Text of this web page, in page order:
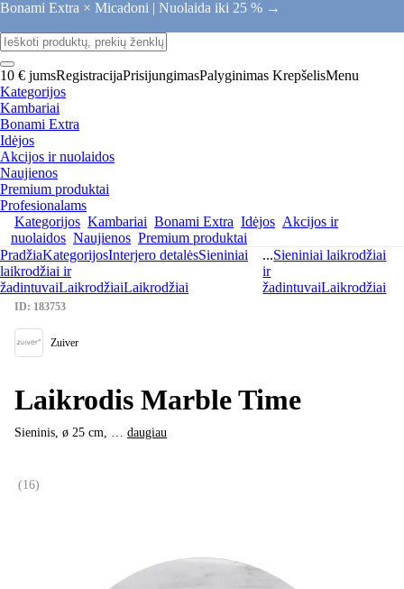
Bonami Extra × Micadoni | Nuolaida iki 25 % →
10 € jumsRegistracijaPrisijungimasPalyginimas KrepšelisMenu
Kategorijos
Kambariai
Bonami Extra
Idėjos
Akcijos ir nuolaidos
Naujienos
Premium produktai
Profesionalams
Kategorijos Kambariai Bonami Extra Idėjos Akcijos ir
nuolaidos Naujienos Premium produktai
PradžiaKategorijosInterjero detalėsSieniniai
laikrodžiai ir
žadintuvaiLaikrodžiaiLaikrodžiai
...Sieniniai laikrodžiai
ir
žadintuvaiLaikrodžiai
ID: 183753
Zuiver
Laikrodis Marble Time
Sieninis, ø 25 cm, … daugiau
(16)